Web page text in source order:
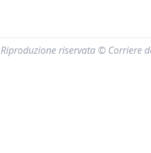
Riproduzione riservata © Corriere